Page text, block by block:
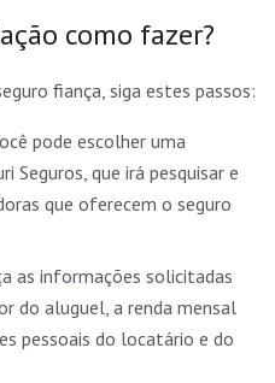
como fazer?
fiança, siga estes passos:
pode escolher uma
Seguros, que irá pesquisar e
que oferecem o seguro
as informações solicitadas
do aluguel, a renda mensal
pessoais do locatário e do